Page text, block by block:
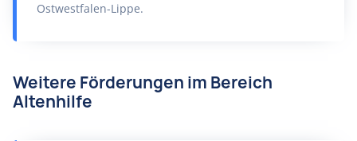
Ostwestfalen-Lippe.
Weitere Förderungen im Bereich
Altenhilfe